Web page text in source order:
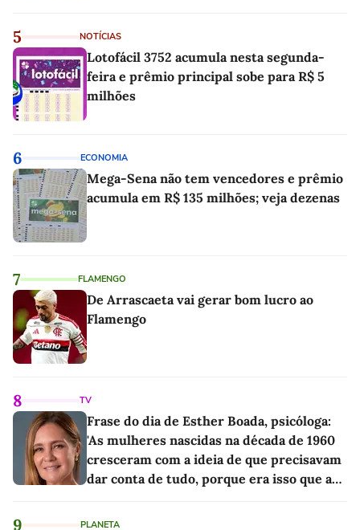
5 NOTÍCIAS
Lotofácil 3752 acumula nesta segunda-
feira e prêmio principal sobe para R$ 5
milhões
6 ECONOMIA
Mega-Sena não tem vencedores e prêmio
acumula em R$ 135 milhões; veja dezenas
7 FLAMENGO
De Arrascaeta vai gerar bom lucro ao
Flamengo
8 TV
Frase do dia de Esther Boada, psicóloga:
'As mulheres nascidas na década de 1960
cresceram com a ideia de que precisavam
dar conta de tudo, porque era isso que a
9 PLANETA